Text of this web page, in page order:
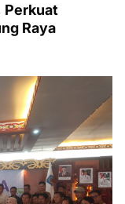
Perkuat
Raya